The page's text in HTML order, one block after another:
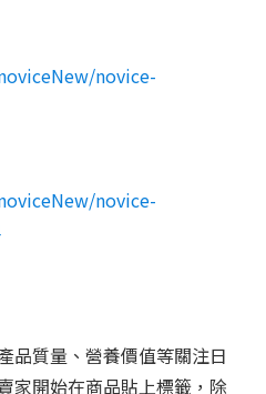
novice-
novice-
品質量、營養價值等關注日
家開始在商品貼上標籤，除